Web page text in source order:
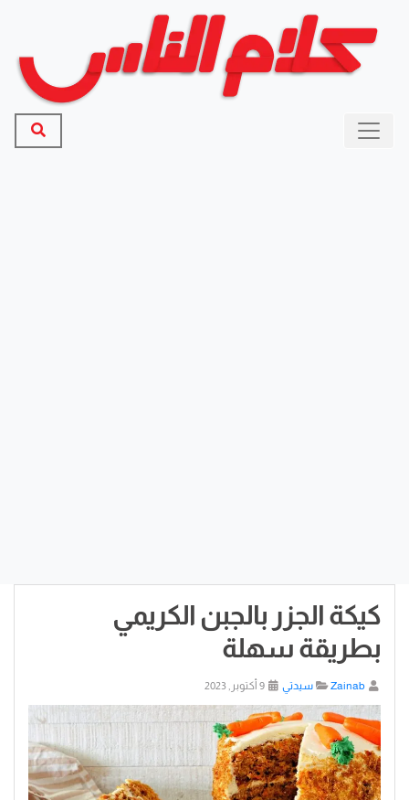
كيكة الجزر بالجبن الكريمي
بطريقة سهلة
Zainab سيدتي